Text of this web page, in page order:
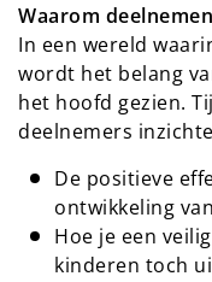
Waarom
In een wereld
wordt het belang
het hoofd gezien.
deelnemers
De positieve
ontwikkeling
Hoe je een
kinderen toch